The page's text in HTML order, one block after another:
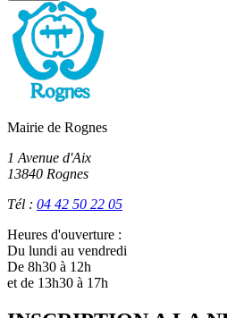
Mairie de Rognes
1 Avenue d'Aix
13840 Rognes
Tél : 04 42 50 22 05
Heures d'ouverture :
Du lundi au vendredi
De 8h30 à 12h
et de 13h30 à 17h